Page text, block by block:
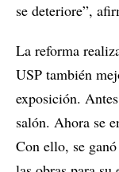
se deteriore”,
La reforma
USP también
exposición.
salón. Ahora se
Con ello, se